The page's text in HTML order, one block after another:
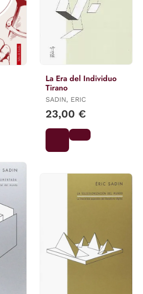
La Era del Individuo
Tirano
SADIN, ERIC
23,00 €